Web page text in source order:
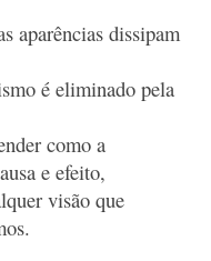
aparências dissipam
é eliminado pela
como a
e efeito,
visão que